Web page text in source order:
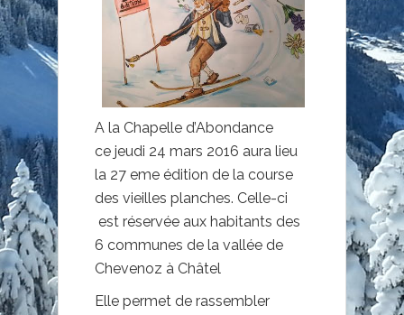
A la Chapelle d’Abondance
ce jeudi 24 mars 2016 aura lieu
la 27 eme édition de la course
des vieilles planches. Celle-ci
est réservée aux habitants des
6 communes de la vallée de
Chevenoz à Châtel
Elle permet de rassembler